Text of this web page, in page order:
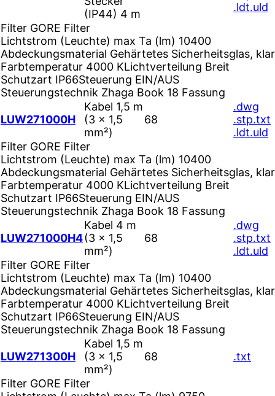
(IP44) 4 m
.ldt.uld
Filter GORE Filter
Lichtstrom (Leuchte) max Ta (lm) 10400
Abdeckungsmaterial Gehärtetes Sicherheitsglas, klar
Farbtemperatur 4000 KLichtverteilung Breit
Schutzart IP66Steuerung EIN/AUS
Steuerungstechnik Zhaga Book 18 Fassung
LUW271000H
Kabel 1,5 m
(3 × 1,5
mm²)
68
.dwg
.stp.txt
.ldt.uld
Filter GORE Filter
Lichtstrom (Leuchte) max Ta (lm) 10400
Abdeckungsmaterial Gehärtetes Sicherheitsglas, klar
Farbtemperatur 4000 KLichtverteilung Breit
Schutzart IP66Steuerung EIN/AUS
Steuerungstechnik Zhaga Book 18 Fassung
LUW271000H4
Kabel 4 m
(3 × 1,5
mm²)
68
.dwg
.stp.txt
.ldt.uld
Filter GORE Filter
Lichtstrom (Leuchte) max Ta (lm) 10400
Abdeckungsmaterial Gehärtetes Sicherheitsglas, klar
Farbtemperatur 4000 KLichtverteilung Breit
Schutzart IP66Steuerung EIN/AUS
Steuerungstechnik Zhaga Book 18 Fassung
LUW271300H
Kabel 1,5 m
(3 × 1,5
mm²)
68 .txt
Filter GORE Filter